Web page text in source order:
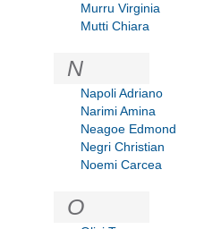
Murru Virginia
Mutti Chiara
N
Napoli Adriano
Narimi Amina
Neagoe Edmond
Negri Christian
Noemi Carcea
O